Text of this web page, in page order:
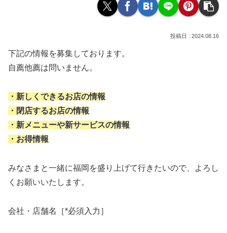
2024.08.16
下記の情報を募集しております。
自薦他薦は問いません。
・新しくできるお店の情報
・閉店するお店の情報
・新メニューや新サービスの情報
・お得情報
みなさまと一緒に福岡を盛り上げて行きたいので、よろし
くお願いいたします。
会社・店舗名［*必須入力］